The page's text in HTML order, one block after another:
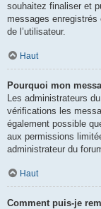
souhaitez finaliser et
messages
de l’utilisateur.
Haut
Pourquoi mon
Les administrateurs
vérifications les
également possible
aux permissions
administrateur du
Haut
Comment puis-je